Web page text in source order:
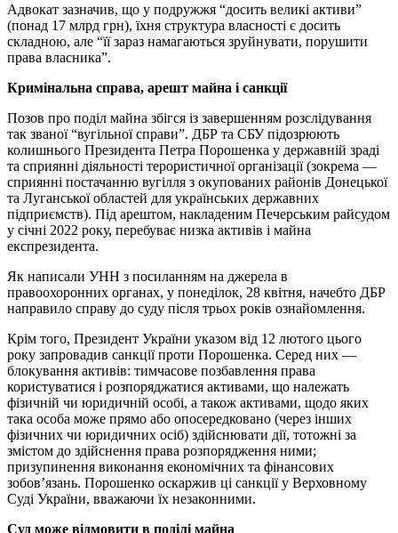
Адвокат зазначив, що у подружжя “досить великі активи”
(понад 17 млрд грн), їхня структура власності є досить
складною, але “її зараз намагаються зруйнувати, порушити
права власника”.
Кримінальна справа, арешт майна і санкції
Позов про поділ майна збігся із завершенням розслідування
так званої “вугільної справи”. ДБР та СБУ підозрюють
колишнього Президента Петра Порошенка у державній зраді
та сприянні діяльності терористичної організації (зокрема —
сприянні постачанню вугілля з окупованих районів Донецької
та Луганської областей для українських державних
підприємств). Під арештом, накладеним Печерським райсудом
у січні 2022 року, перебуває низка активів і майна
експрезидента.
Як написали УНН з посиланням на джерела в
правоохоронних органах, у понеділок, 28 квітня, начебто ДБР
направило справу до суду після трьох років ознайомлення.
Крім того, Президент України указом від 12 лютого цього
року запровадив санкції проти Порошенка. Серед них —
блокування активів: тимчасове позбавлення права
користуватися і розпоряджатися активами, що належать
фізичній чи юридичній особі, а також активами, щодо яких
така особа може прямо або опосередковано (через інших
фізичних чи юридичних осіб) здійснювати дії, тотожні за
змістом до здійснення права розпорядження ними;
призупинення виконання економічних та фінансових
зобов’язань. Порошенко оскаржив ці санкції у Верховному
Суді України, вважаючи їх незаконними.
Суд може відмовити в поділі майна